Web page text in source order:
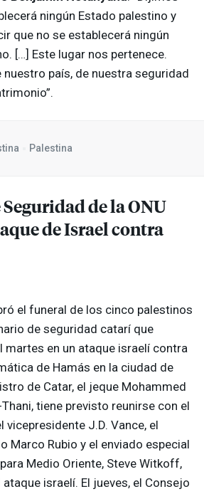
ningún Estado palestino y
que no se establecerá ningún
[…] Este lugar nos pertenece.
nuestro país, de nuestra seguridad
Palestina
de laONU
de Israel contra
el funeral de los cinco palestinos
de seguridad catarí que
martes en un ataque israelí contra
de Hamás en la ciudad de
de Catar, el jeque Mohammed
tiene previsto reunirse con el
vicepresidente J.D. Vance, el
Marco Rubio y el enviado especial
Medio Oriente, Steve Witkoff,
israelí. El jueves, el Consejo